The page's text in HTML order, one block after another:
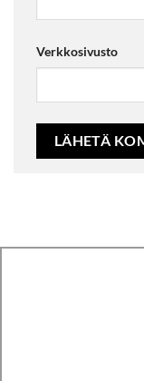
Verkkosivusto